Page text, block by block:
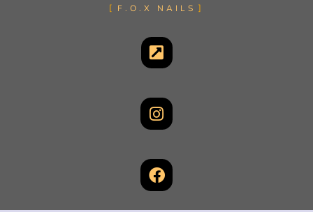
F.O.X NAILS